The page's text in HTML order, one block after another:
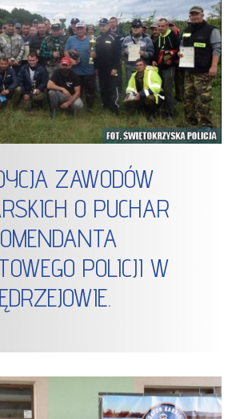
ZAWODÓW
O PUCHAR
POLICJI W